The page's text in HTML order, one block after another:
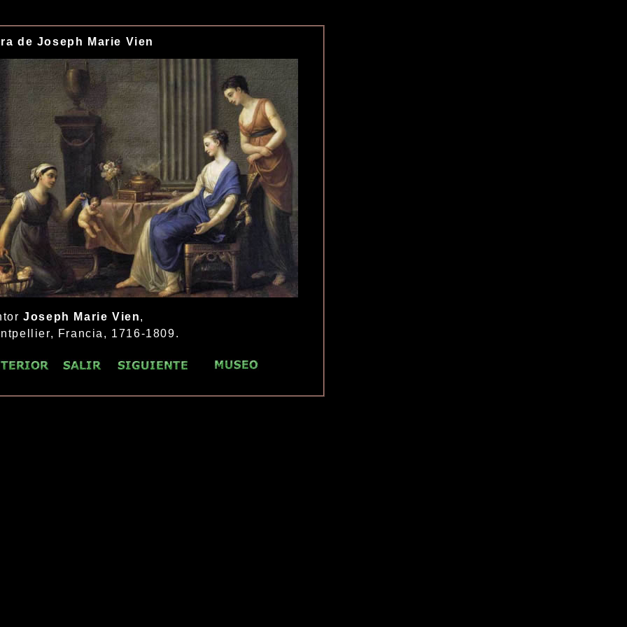
de Joseph Marie Vien
Joseph Marie Vien,
Francia, 1716-1809.